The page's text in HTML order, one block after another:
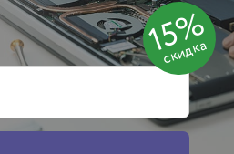
15%
скидка